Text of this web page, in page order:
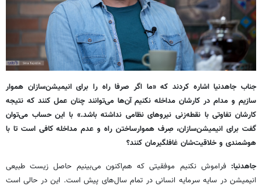
جناب جاهدنیا اشاره کردند که «ما اگر صرفا راه را برای انیمیشن‌سازان هموار
سازیم و مدام در کارشان مداخله نکنیم آن‌ها می‌توانند چنان عمل کنند که نتیجه
کارشان تفاوتی با نقطه‌زنی نیروهای نظامی نداشته باشد.» با این حساب می‌توان
گفت برای انیمیشن‌سازان، صِرف هموارساختن راه و عدم مداخله کافی است تا با
هوشمندی و خلاقیت‌شان غافلگیرمان کنند؟
جاهدنیا: فراموش نکنیم موفقیتی که هم‌اکنون می‌بینیم حاصل زیست طبیعی
انیمیشن در سایه سرمایه انسانی در تمام سال‌های پیش است. این در حالی است